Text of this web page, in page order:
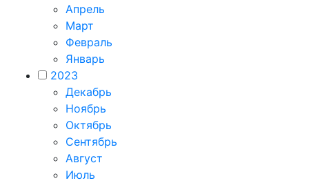
Апрель
Март
Февраль
Январь
2023
Декабрь
Ноябрь
Октябрь
Сентябрь
Август
Июль